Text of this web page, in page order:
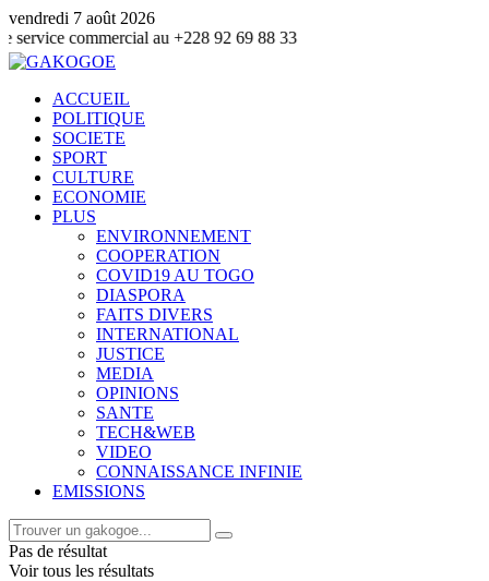
vendredi 7 août 2026
au +228 92 69 88 33
ACCUEIL
POLITIQUE
SOCIETE
SPORT
CULTURE
ECONOMIE
PLUS
ENVIRONNEMENT
COOPERATION
COVID19 AU TOGO
DIASPORA
FAITS DIVERS
INTERNATIONAL
JUSTICE
MEDIA
OPINIONS
SANTE
TECH&WEB
VIDEO
CONNAISSANCE INFINIE
EMISSIONS
Pas de résultat
Voir tous les résultats